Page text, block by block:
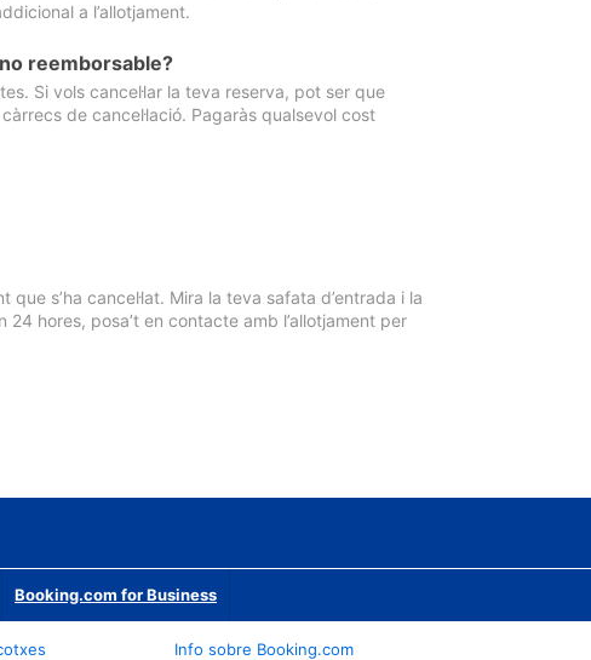
a l’allotjament.
reemborsable?
Si vols cancel·lar la teva reserva, pot ser que
de cancel·lació. Pagaràs qualsevol cost
s’ha cancel·lat. Mira la teva safata d’entrada i la
hores, posa’t en contacte amb l’allotjament per
Booking.com for Business
Info sobre Booking.com